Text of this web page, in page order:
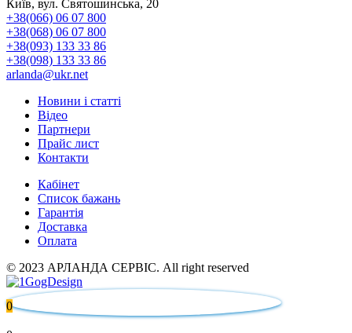
Київ, вул. Святошинська, 20
+38(066) 06 07 800
+38(068) 06 07 800
+38(093) 133 33 86
+38(098) 133 33 86
arlanda@ukr.net
Новини і статті
Відео
Партнери
Прайс лист
Контакти
Кабінет
Список бажань
Гарантія
Доставка
Оплата
© 2023 АРЛАНДА СЕРВІС. All right reserved
0